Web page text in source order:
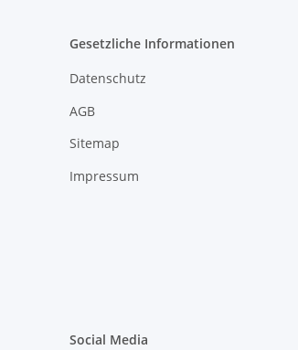
Gesetzliche Informationen
Datenschutz
AGB
Sitemap
Impressum
Social Media